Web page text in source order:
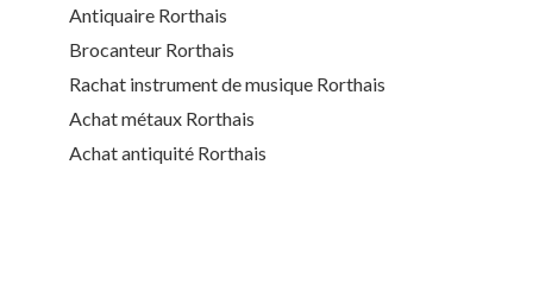
Antiquaire Rorthais
Brocanteur Rorthais
Rachat instrument de musique Rorthais
Achat métaux Rorthais
Achat antiquité Rorthais